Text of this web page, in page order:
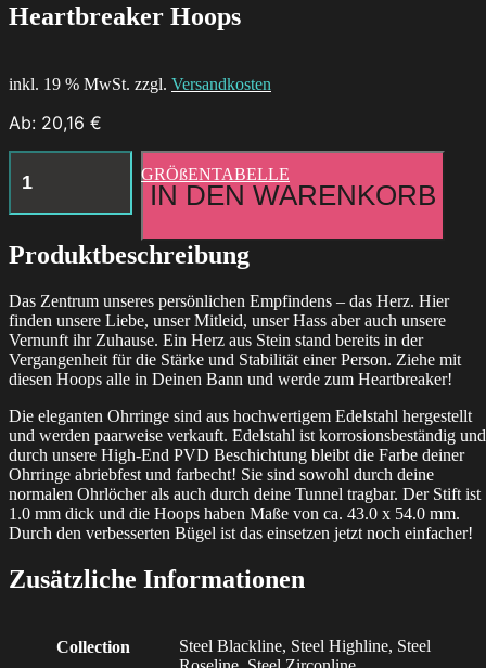
Heartbreaker Hoops
inkl. 19 % MwSt. zzgl. Versandkosten
Ab: 20,16 €
Little
Moth
Menge
IN DEN WARENKORB
GRÖßENTABELLE
Produktbeschreibung
Das Zentrum unseres persönlichen Empfindens – das Herz. Hier
finden unsere Liebe, unser Mitleid, unser Hass aber auch unsere
Vernunft ihr Zuhause. Ein Herz aus Stein stand bereits in der
Vergangenheit für die Stärke und Stabilität einer Person. Ziehe mit
diesen Hoops alle in Deinen Bann und werde zum Heartbreaker!
Die eleganten Ohrringe sind aus hochwertigem Edelstahl hergestellt
und werden paarweise verkauft. Edelstahl ist korrosionsbeständig und
durch unsere High-End PVD Beschichtung bleibt die Farbe deiner
Ohrringe abriebfest und farbecht! Sie sind sowohl durch deine
normalen Ohrlöcher als auch durch deine Tunnel tragbar. Der Stift ist
1.0 mm dick und die Hoops haben Maße von ca. 43.0 x 54.0 mm.
Durch den verbesserten Bügel ist das einsetzen jetzt noch einfacher!
Zusätzliche Informationen
Collection
Steel Blackline, Steel Highline, Steel